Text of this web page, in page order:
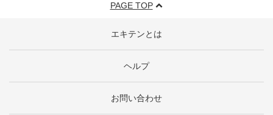
PAGE TOP
エキテンとは
ヘルプ
お問い合わせ